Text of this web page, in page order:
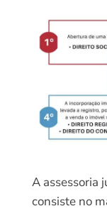
A assessoria
consiste no